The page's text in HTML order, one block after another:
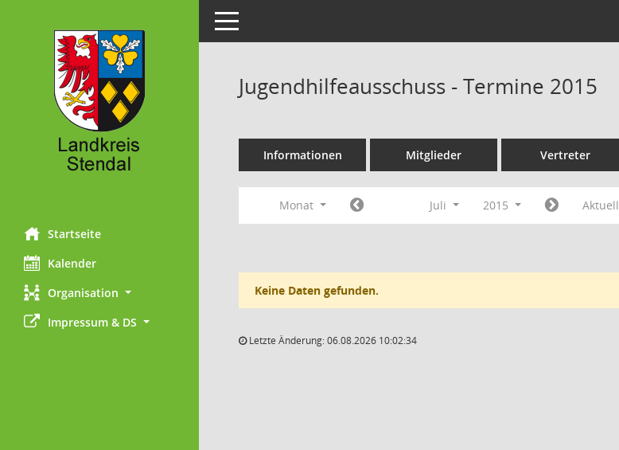
Startseite
Kalender
Organisation
Impressum & DS
Toggle navigation
Jugendhilfeausschuss - Termine 2015
Informationen Mitglieder Vertreter
Monat Juli 2015 Aktuell
Keine Daten gefunden.
Letzte Änderung: 06.08.2026 10:02:34